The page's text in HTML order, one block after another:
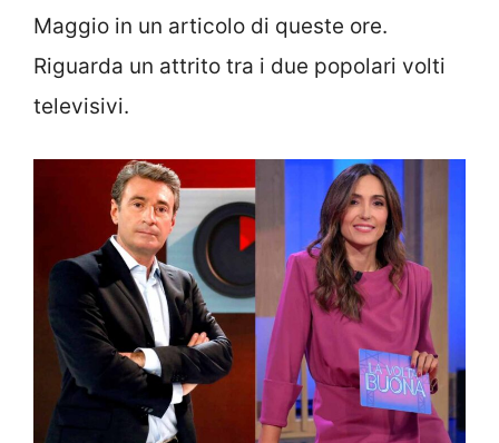
Maggio in un articolo di queste ore.
Riguarda un attrito tra i due popolari volti
televisivi.